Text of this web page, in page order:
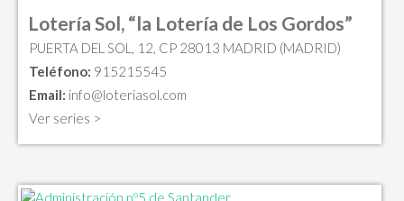
Lotería Sol, “la Lotería de Los Gordos”
PUERTA DEL SOL, 12, CP 28013 MADRID (MADRID)
Teléfono: 915215545
Email: info@loteriasol.com
Ver series >